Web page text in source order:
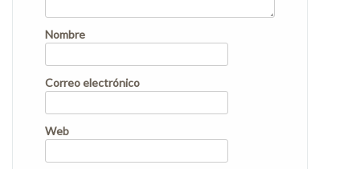
Nombre
Correo electrónico
Web